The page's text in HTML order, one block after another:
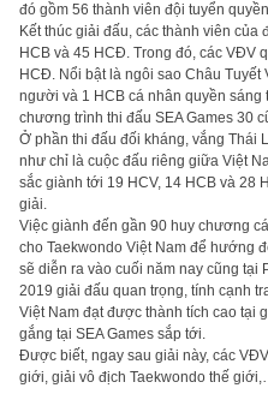
đó gồm 56 thành viên đội tuyển
Kết thúc giải đấu, các thành viên
HCB và 45 HCĐ. Trong đó, các VĐV
HCĐ. Nổi bật là ngôi sao Châu
người và 1 HCB cá nhân quyền
chương trình thi đấu SEA Games 30
Ở phần thi đấu đối kháng, vắng Thái
như chỉ là cuộc đấu riêng giữa Việt
sắc giành tới 19 HCV, 14 HCB và 28
giải.
Việc giành đến gần 90 huy chương
cho Taekwondo Việt Nam để hướng
sẽ diễn ra vào cuối năm nay cũng tại
2019 giải đấu quan trọng, tính cạnh
Việt Nam đạt được thành tích cao tại
gắng tại SEA Games sắp tới.
Được biết, ngay sau giải này, các
giới, giải vô địch Taekwondo thế